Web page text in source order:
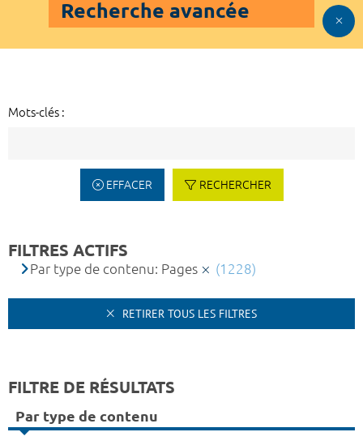
Recherche avancée
Mots-clés :
EFFACER RECHERCHER
FILTRES ACTIFS
Par type de contenu: Pages (1228)
RETIRER TOUS LES FILTRES
FILTRE DE RÉSULTATS
Par type de contenu